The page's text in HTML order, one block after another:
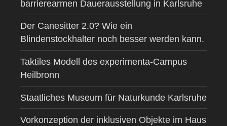
barrierearmen Dauerausstellung in Karlsruhe
Der Canesitter 2.0? Wie ein
Blindenstockhalter noch besser werden kann.
Taktiles Modell des experimenta-Campus
Heilbronn
Staatliches Museum für Naturkunde Karlsruhe
Vorkonzeption der inklusiven Objekte im Haus